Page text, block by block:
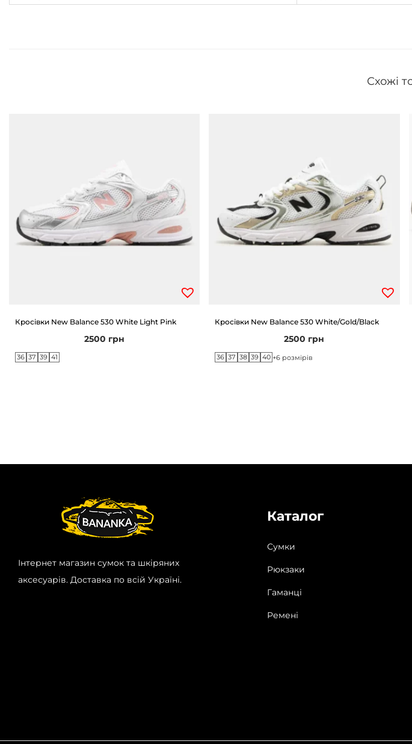
Схожі
Кросівки New Balance 530 White Light Pink
2500 грн
36 37 39 41
Кросівки New Balance 530 White/Gold/Black
2500 грн
36 37 38 39 40 +6 розмірів
Інтернет магазин сумок та шкіряних
аксесуарів. Доставка по всій Україні.
Каталог
Сумки
Рюкзаки
Гаманці
Ремені